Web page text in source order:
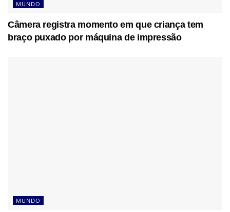
MUNDO
Câmera registra momento em que criança tem
braço puxado por máquina de impressão
MUNDO